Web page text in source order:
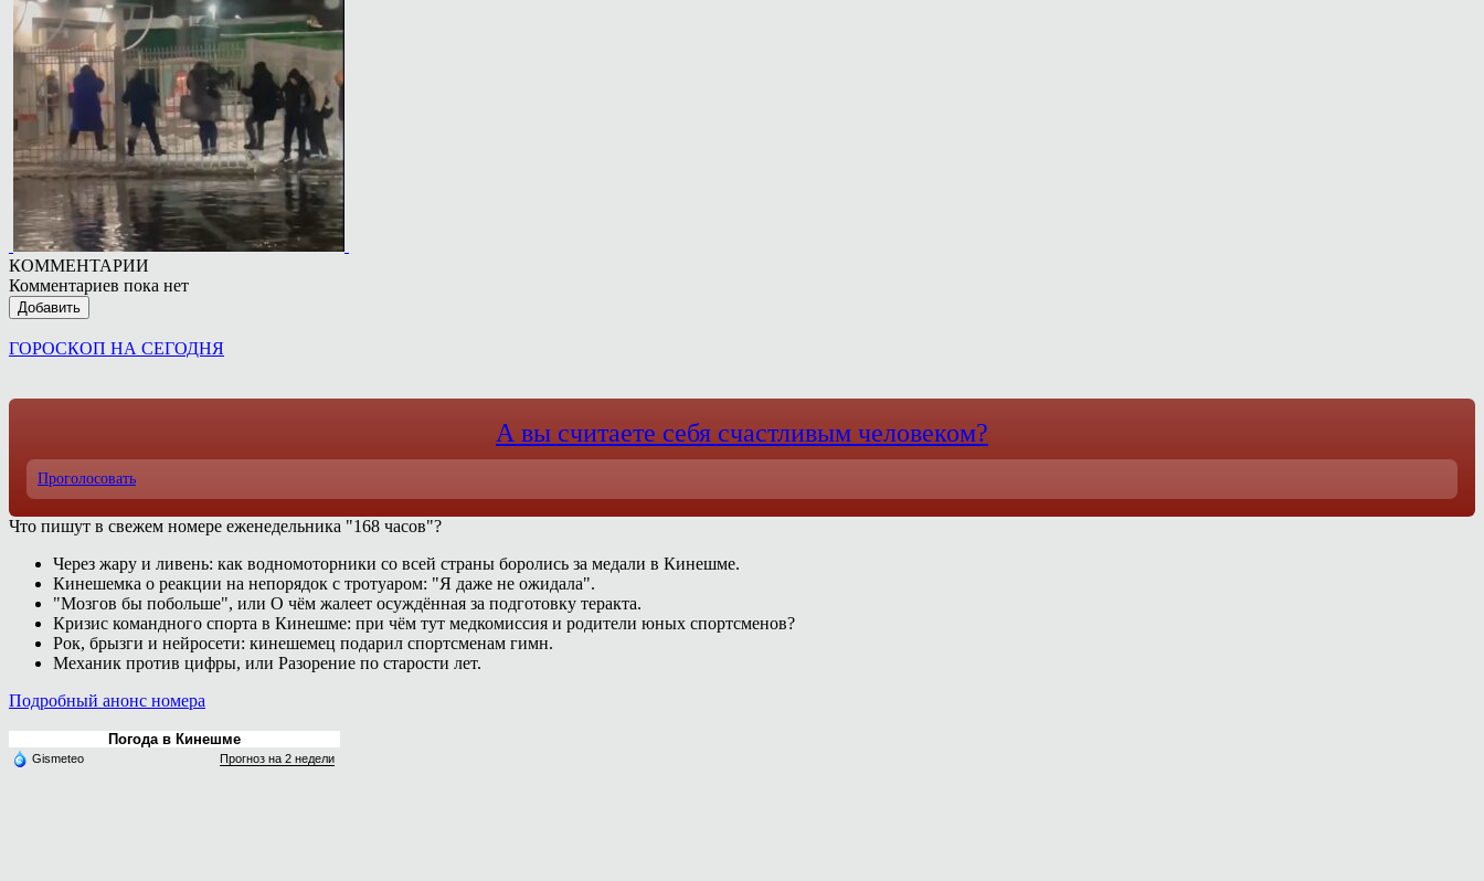
КОММЕНТАРИИ
Комментариев пока нет
Добавить
ГОРОСКОП НА СЕГОДНЯ
А вы считаете себя счастливым человеком?
Проголосовать
Что пишут в свежем номере еженедельника "168 часов"?
Через жару и ливень: как водномоторники со всей страны боролись за медали в Кинешме.
Кинешемка о реакции на непорядок с тротуаром: "Я даже не ожидала".
"Мозгов бы побольше", или О чём жалеет осуждённая за подготовку теракта.
Кризис командного спорта в Кинешме: при чём тут медкомиссия и родители юных спортсменов?
Рок, брызги и нейросети: кинешемец подарил спортсменам гимн.
Механик против цифры, или Разорение по старости лет.
Подробный анонс номера
Погода в Кинешме
Gismeteo Прогноз на 2 недели